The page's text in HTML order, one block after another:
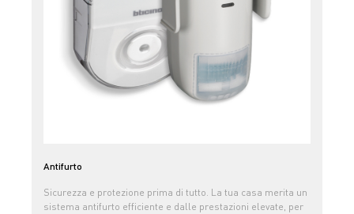
Antifurto
Sicurezza e protezione prima di tutto. La tua casa merita un
sistema antifurto efficiente e dalle prestazioni elevate, per